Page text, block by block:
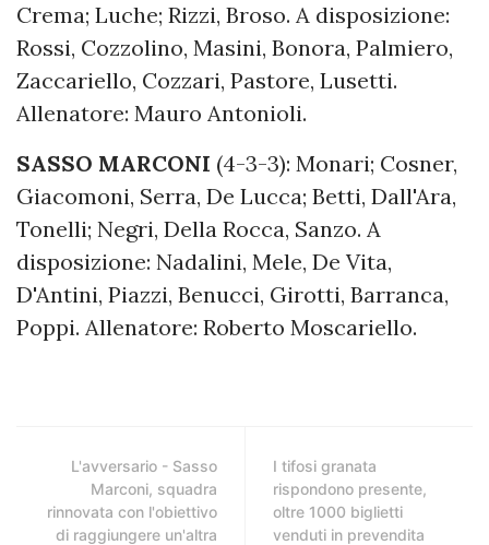
Crema; Luche; Rizzi, Broso. A disposizione:
Rossi, Cozzolino, Masini, Bonora, Palmiero,
Zaccariello, Cozzari, Pastore, Lusetti.
Allenatore: Mauro Antonioli.
SASSO MARCONI (4-3-3): Monari; Cosner,
Giacomoni, Serra, De Lucca; Betti, Dall'Ara,
Tonelli; Negri, Della Rocca, Sanzo. A
disposizione: Nadalini, Mele, De Vita,
D'Antini, Piazzi, Benucci, Girotti, Barranca,
Poppi. Allenatore: Roberto Moscariello.
L'avversario - Sasso
Marconi, squadra
rinnovata con l'obiettivo
di raggiungere un'altra
I tifosi granata
rispondono presente,
oltre 1000 biglietti
venduti in prevendita